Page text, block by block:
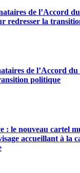
de l’Accord
redresser la
de l’Accord
politique
: le nouveau cartel
accueillant à la